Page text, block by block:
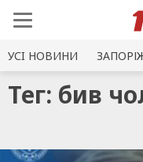
УСI НОВИНИ
Тег: бив